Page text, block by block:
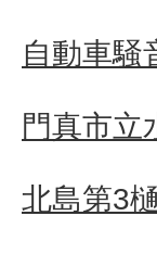
自動車騒
門真市立
北島第3